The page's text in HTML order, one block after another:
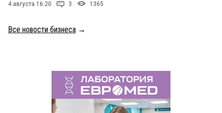
4 августа 16:20 3 1365
Все новости бизнеса →